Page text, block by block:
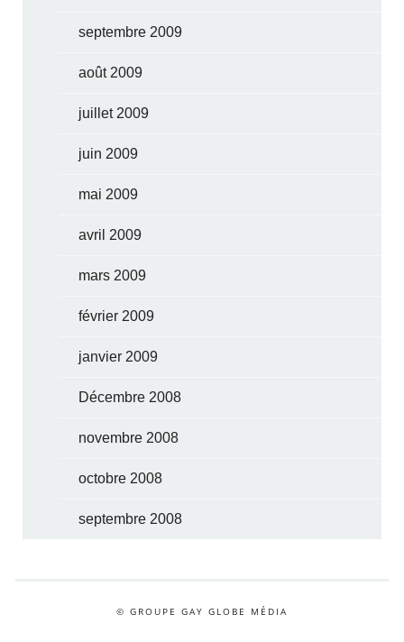
septembre 2009
août 2009
juillet 2009
juin 2009
mai 2009
avril 2009
mars 2009
février 2009
janvier 2009
Décembre 2008
novembre 2008
octobre 2008
septembre 2008
© GROUPE GAY GLOBE MÉDIA